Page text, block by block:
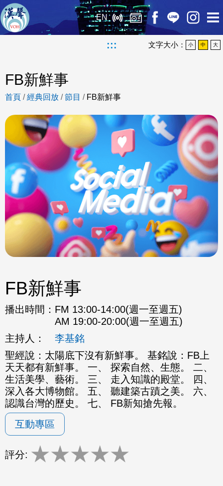
EN
::: 文字大小： 小 中 大
FB新鮮事
首頁 /經典回放 /節目 / FB新鮮事
FB新鮮事
播出時間： FM 13:00-14:00(週一至週五)
AM 19:00-20:00(週一至週五)
主持人：
李基銘
聖經說：太陽底下沒有新鮮事。 基銘說：FB上
天天都有新鮮事。 一、 探索自然、生態。 二、
生活美學、藝術。 三、 走入知識的殿堂。 四、
深入各大博物館。 五、 聽建築古蹟之美。 六、
認識台灣的歷史。 七、 FB新知搶先報。
互動專區
評分: ★★★★★